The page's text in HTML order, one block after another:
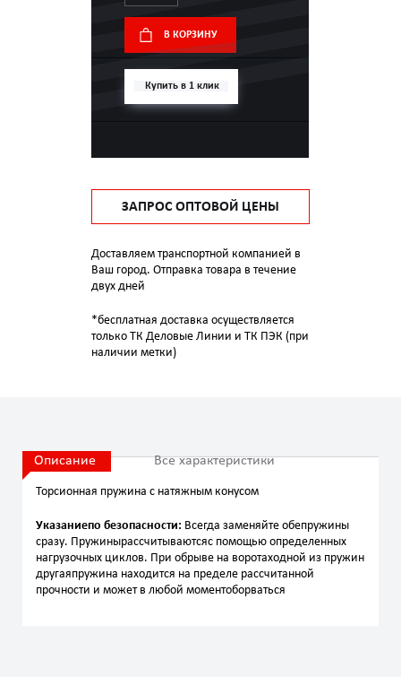
В КОРЗИНУ
Купить в 1 клик
ЗАПРОС ОПТОВОЙ ЦЕНЫ
Доставляем транспортной компанией в
Ваш город. Отправка товара в течение
двух дней
*бесплатная доставка осуществляется
только ТК Деловые Линии и ТК ПЭК (при
наличии метки)
Описание Все характеристики
Торсионная пружина с натяжным конусом
Указаниепо безопасности: Всегда заменяйте обепружины
сразу. Пружинырассчитываютсяс помощью определенных
нагрузочных циклов. При обрыве на воротаходной из пружин
другаяпружина находится на пределе рассчитанной
прочности и может в любой моментоборваться